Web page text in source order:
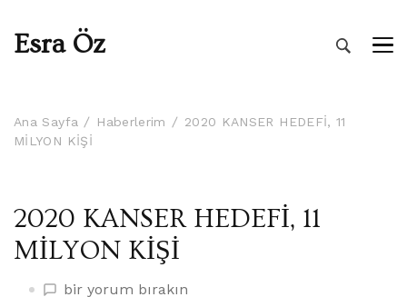
Esra Öz
Ana Sayfa Haberlerim
2020 KANSER HEDEFİ, 11
MİLYON KİŞİ
2020 KANSER HEDEFİ, 11
MİLYON KİŞİ
2020
bir yorum bırakın